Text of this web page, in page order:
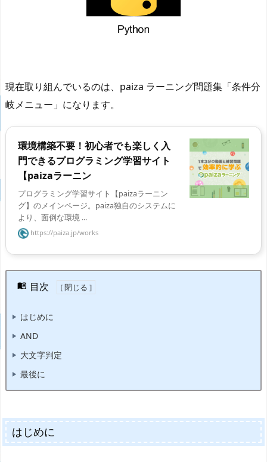
現在取り組んでいるのは、paiza ラーニング問題集「条件分
岐メニュー」になります。
環境構築不要！初心者でも楽しく入
門できるプログラミング学習サイト
【paizaラーニン
プログラミング学習サイト【paizaラーニン
グ】のメインページ。paiza独自のシステムに
より、面倒な環境 ...
https://paiza.jp/works
目次
はじめに
AND
大文字判定
最後に
はじめに